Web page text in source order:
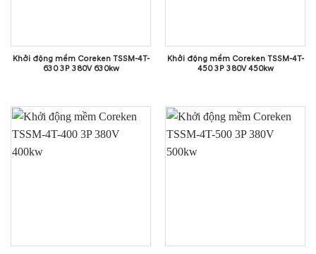
Khởi động mềm Coreken TSSM-4T-
630 3P 380V 630kw
Khởi động mềm Coreken TSSM-4T-
450 3P 380V 450kw